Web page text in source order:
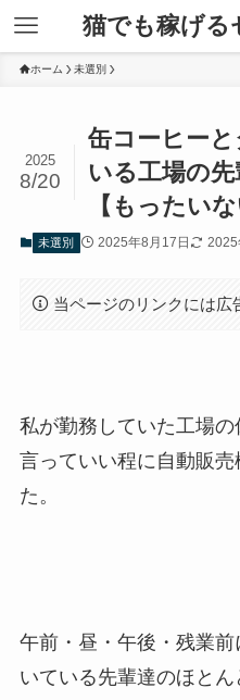
猫でも稼げる
ホーム 未選別
缶コーヒー
いる工場の
【もったいな
2025
8/20
未選別 2025年8月17日 2025
当ページのリンクには広
私が勤務していた工場
言っていい程に自動販
た。
午前・昼・午後・残業前
いている先輩達のほと